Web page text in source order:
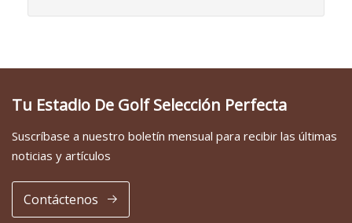
Tu Estadio De Golf Selección Perfecta
Suscríbase a nuestro boletín mensual para recibir las últimas
noticias y artículos
Contáctenos